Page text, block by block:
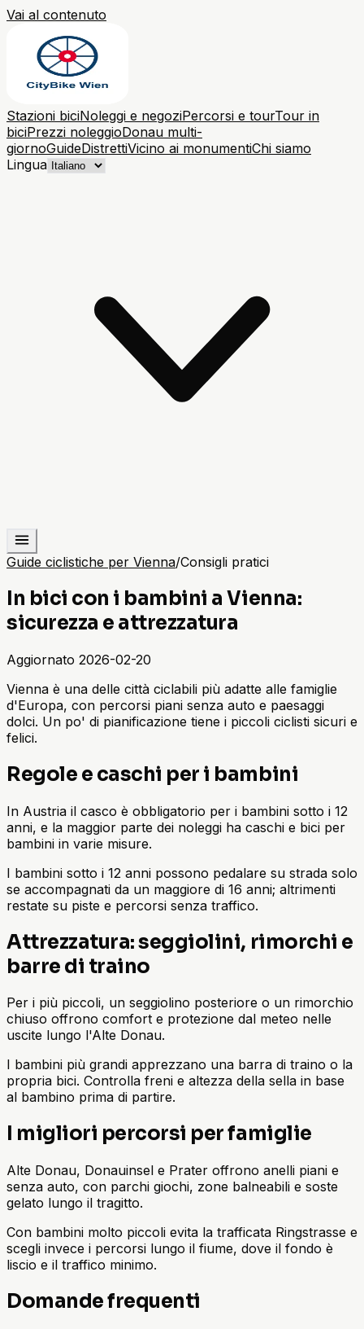
Vai al contenuto
Stazioni biciNoleggi e negoziPercorsi e tourTour in
biciPrezzi noleggioDonau multi-
giornoGuideDistrettiVicino ai monumentiChi siamo
Lingua
Guide ciclistiche per Vienna/Consigli pratici
In bici con i bambini a Vienna:
sicurezza e attrezzatura
Aggiornato 2026-02-20
Vienna è una delle città ciclabili più adatte alle famiglie
d'Europa, con percorsi piani senza auto e paesaggi
dolci. Un po' di pianificazione tiene i piccoli ciclisti sicuri e
felici.
Regole e caschi per i bambini
In Austria il casco è obbligatorio per i bambini sotto i 12
anni, e la maggior parte dei noleggi ha caschi e bici per
bambini in varie misure.
I bambini sotto i 12 anni possono pedalare su strada solo
se accompagnati da un maggiore di 16 anni; altrimenti
restate su piste e percorsi senza traffico.
Attrezzatura: seggiolini, rimorchi e
barre di traino
Per i più piccoli, un seggiolino posteriore o un rimorchio
chiuso offrono comfort e protezione dal meteo nelle
uscite lungo l'Alte Donau.
I bambini più grandi apprezzano una barra di traino o la
propria bici. Controlla freni e altezza della sella in base
al bambino prima di partire.
I migliori percorsi per famiglie
Alte Donau, Donauinsel e Prater offrono anelli piani e
senza auto, con parchi giochi, zone balneabili e soste
gelato lungo il tragitto.
Con bambini molto piccoli evita la trafficata Ringstrasse e
scegli invece i percorsi lungo il fiume, dove il fondo è
liscio e il traffico minimo.
Domande frequenti